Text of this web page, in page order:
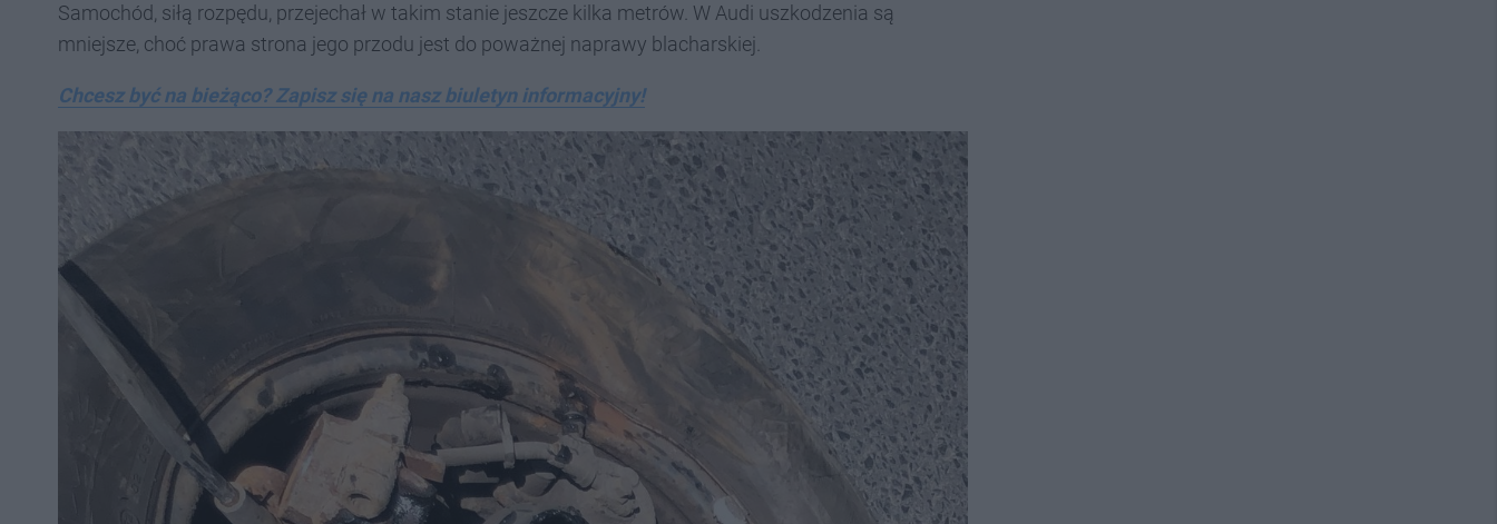
Samochód, siłą rozpędu, przejechał w takim stanie jeszcze kilka metrów. W Audi uszkodzenia są
mniejsze, choć prawa strona jego przodu jest do poważnej naprawy blacharskiej.
Chcesz być na bieżąco? Zapisz się na nasz biuletyn informacyjny!